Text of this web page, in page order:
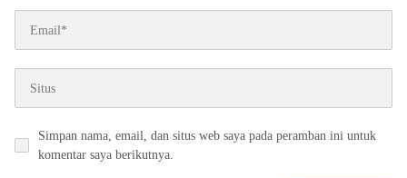
Simpan nama, email, dan situs web saya pada peramban ini untuk
komentar saya berikutnya.